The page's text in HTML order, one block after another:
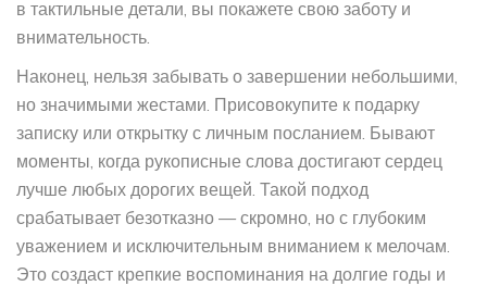
в тактильные детали, вы покажете свою заботу и
внимательность.
Наконец, нельзя забывать о завершении небольшими,
но значимыми жестами. Присовокупите к подарку
записку или открытку с личным посланием. Бывают
моменты, когда рукописные слова достигают сердец
лучше любых дорогих вещей. Такой подход
срабатывает безотказно — скромно, но с глубоким
уважением и исключительным вниманием к мелочам.
Это создаст крепкие воспоминания на долгие годы и